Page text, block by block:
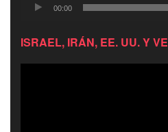
00:00
ISRAEL, IRÁN, EE. UU. Y